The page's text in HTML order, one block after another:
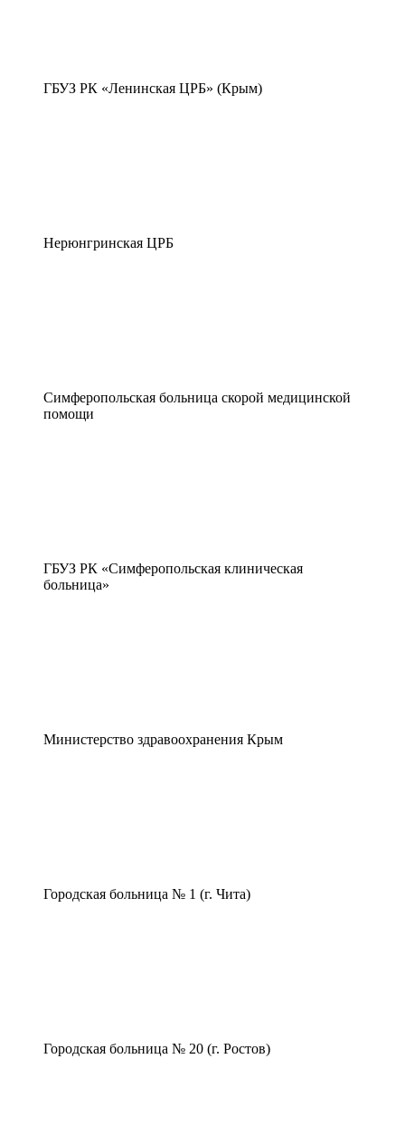
ГБУЗ РК «Ленинская ЦРБ» (Крым)
Нерюнгринская ЦРБ
Симферопольская больница скорой медицинской
помощи
ГБУЗ РК «Симферопольская клиническая
больница»
Министерство здравоохранения Крым
Городская больница № 1 (г. Чита)
Городская больница № 20 (г. Ростов)